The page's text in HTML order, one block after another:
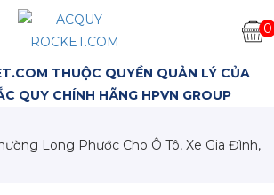
0
THUỘC QUYỀN QUẢN LÝ CỦA
QUY CHÍNH HÃNG HPVN GROUP
Long Phước Cho Ô Tô, Xe Gia Đình,